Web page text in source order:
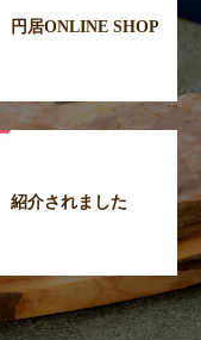
円居ONLINE SHOP
紹介されました